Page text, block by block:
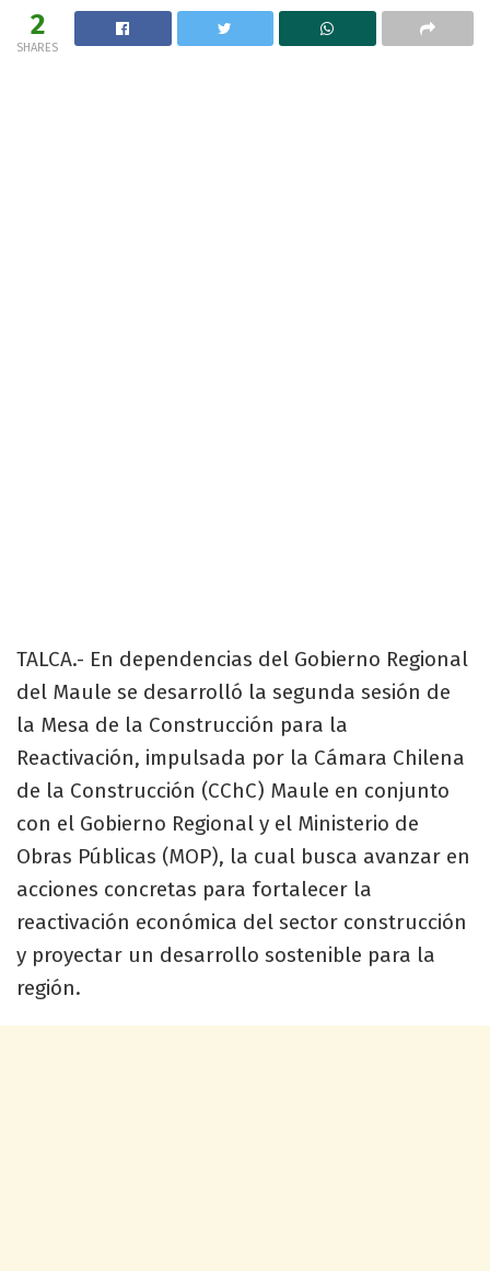
2
SHARES
TALCA.- En dependencias del Gobierno Regional
del Maule se desarrolló la segunda sesión de
la Mesa de la Construcción para la
Reactivación, impulsada por la Cámara Chilena
de la Construcción (CChC) Maule en conjunto
con el Gobierno Regional y el Ministerio de
Obras Públicas (MOP), la cual busca avanzar en
acciones concretas para fortalecer la
reactivación económica del sector construcción
y proyectar un desarrollo sostenible para la
región.